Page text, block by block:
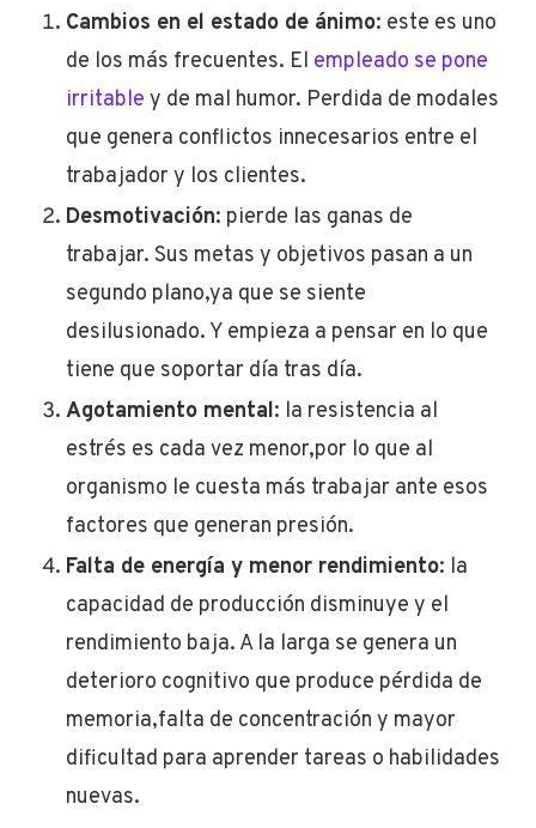
Cambios en el estado de ánimo: este es uno
de los más frecuentes. El empleado se pone
irritable y de mal humor. Perdida de modales
que genera conflictos innecesarios entre el
trabajador y los clientes.
Desmotivación: pierde las ganas de
trabajar. Sus metas y objetivos pasan a un
segundo plano,ya que se siente
desilusionado. Y empieza a pensar en lo que
tiene que soportar día tras día.
Agotamiento mental: la resistencia al
estrés es cada vez menor,por lo que al
organismo le cuesta más trabajar ante esos
factores que generan presión.
Falta de energía y menor rendimiento: la
capacidad de producción disminuye y el
rendimiento baja. A la larga se genera un
deterioro cognitivo que produce pérdida de
memoria,falta de concentración y mayor
dificultad para aprender tareas o habilidades
nuevas.